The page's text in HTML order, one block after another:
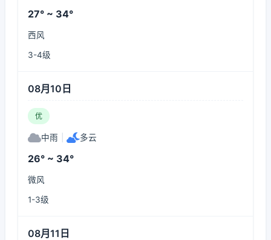
27° ~ 34°
西风
3-4级
08月10日
优
中雨 多云
26° ~ 34°
微风
1-3级
08月11日